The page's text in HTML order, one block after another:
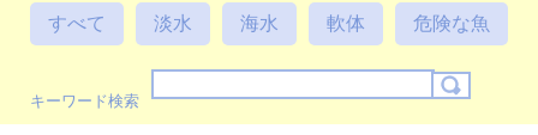
すべて 淡水 海水 軟体 危険な魚
キーワード検索